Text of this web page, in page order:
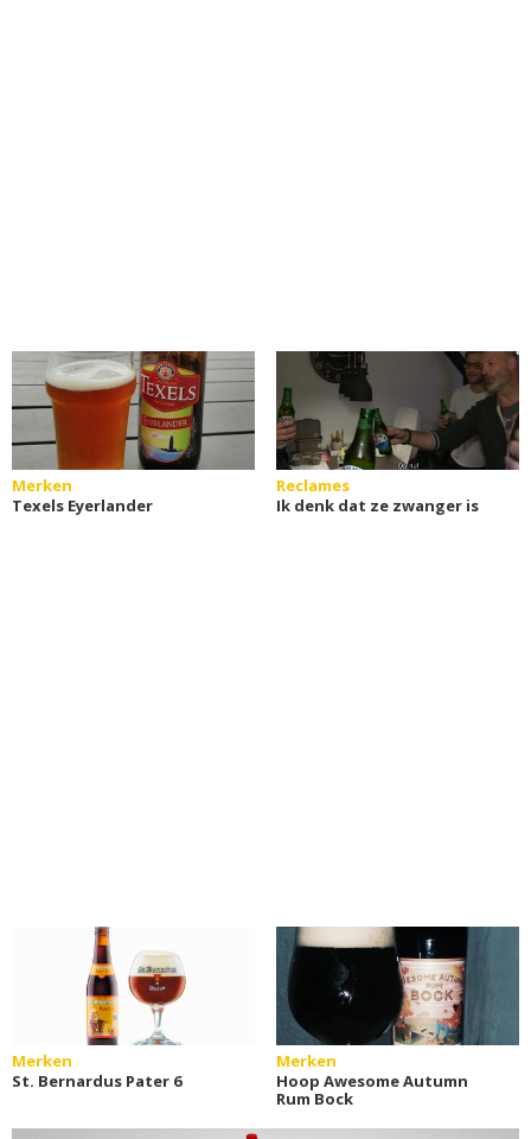
Merken
Texels Eyerlander
Reclames
Ik denk dat ze zwanger is
Merken
St. Bernardus Pater 6
Merken
Hoop Awesome Autumn
Rum Bock